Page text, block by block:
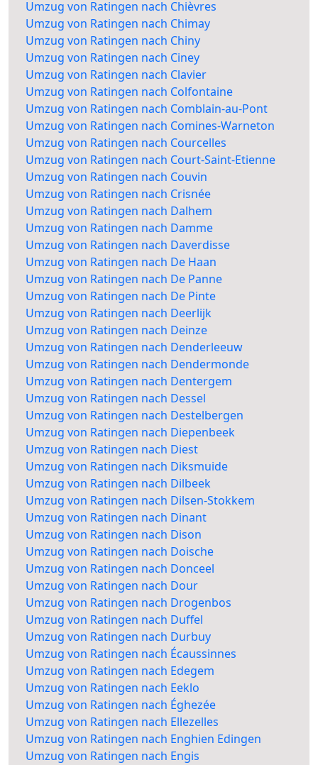
Umzug von Ratingen nach Chièvres
Umzug von Ratingen nach Chimay
Umzug von Ratingen nach Chiny
Umzug von Ratingen nach Ciney
Umzug von Ratingen nach Clavier
Umzug von Ratingen nach Colfontaine
Umzug von Ratingen nach Comblain-au-Pont
Umzug von Ratingen nach Comines-Warneton
Umzug von Ratingen nach Courcelles
Umzug von Ratingen nach Court-Saint-Etienne
Umzug von Ratingen nach Couvin
Umzug von Ratingen nach Crisnée
Umzug von Ratingen nach Dalhem
Umzug von Ratingen nach Damme
Umzug von Ratingen nach Daverdisse
Umzug von Ratingen nach De Haan
Umzug von Ratingen nach De Panne
Umzug von Ratingen nach De Pinte
Umzug von Ratingen nach Deerlijk
Umzug von Ratingen nach Deinze
Umzug von Ratingen nach Denderleeuw
Umzug von Ratingen nach Dendermonde
Umzug von Ratingen nach Dentergem
Umzug von Ratingen nach Dessel
Umzug von Ratingen nach Destelbergen
Umzug von Ratingen nach Diepenbeek
Umzug von Ratingen nach Diest
Umzug von Ratingen nach Diksmuide
Umzug von Ratingen nach Dilbeek
Umzug von Ratingen nach Dilsen-Stokkem
Umzug von Ratingen nach Dinant
Umzug von Ratingen nach Dison
Umzug von Ratingen nach Doische
Umzug von Ratingen nach Donceel
Umzug von Ratingen nach Dour
Umzug von Ratingen nach Drogenbos
Umzug von Ratingen nach Duffel
Umzug von Ratingen nach Durbuy
Umzug von Ratingen nach Écaussinnes
Umzug von Ratingen nach Edegem
Umzug von Ratingen nach Eeklo
Umzug von Ratingen nach Éghezée
Umzug von Ratingen nach Ellezelles
Umzug von Ratingen nach Enghien Edingen
Umzug von Ratingen nach Engis